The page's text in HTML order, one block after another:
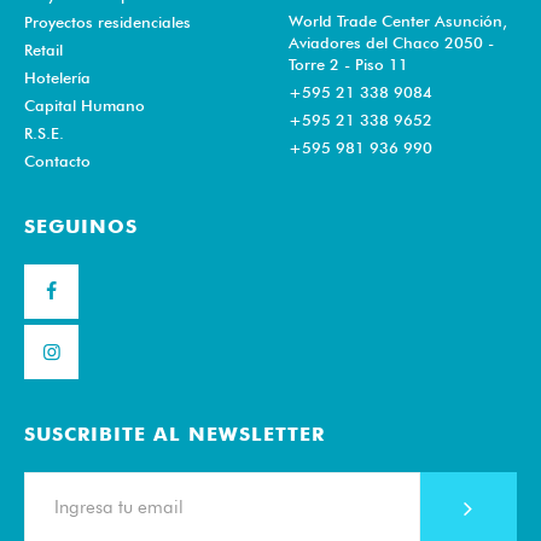
Proyectos residenciales
Retail
Hotelería
Capital Humano
R.S.E.
Contacto
World Trade Center Asunción,
Aviadores del Chaco 2050 -
Torre 2 - Piso 11
+595 21 338 9084
+595 21 338 9652
+595 981 936 990
SEGUINOS
SUSCRIBITE AL NEWSLETTER